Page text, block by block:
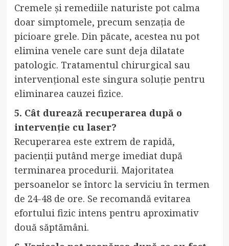
Cremele și remediile naturiste pot calma
doar simptomele, precum senzația de
picioare grele. Din păcate, acestea nu pot
elimina venele care sunt deja dilatate
patologic. Tratamentul chirurgical sau
intervențional este singura soluție pentru
eliminarea cauzei fizice.
5. Cât durează recuperarea după o
intervenție cu laser?
Recuperarea este extrem de rapidă,
pacienții putând merge imediat după
terminarea procedurii. Majoritatea
persoanelor se întorc la serviciu în termen
de 24-48 de ore. Se recomandă evitarea
efortului fizic intens pentru aproximativ
două săptămâni.